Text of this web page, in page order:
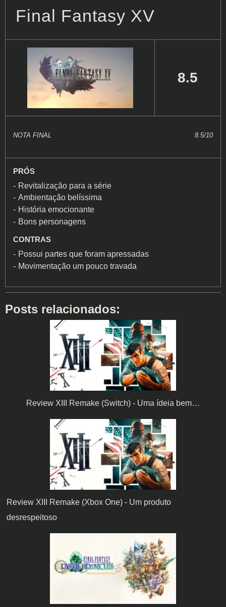
Final Fantasy XV
8.5
NOTA FINAL 8.5/10
PRÓS
Revitalização para a série
Ambientação belíssima
História emocionante
Bons personagens
CONTRAS
Possui partes que foram apressadas
Movimentação um pouco travada
Posts relacionados:
Review XIII Remake (Switch) - Uma ídeia bem…
Review XIII Remake (Xbox One) - Um produto
desrespeitoso